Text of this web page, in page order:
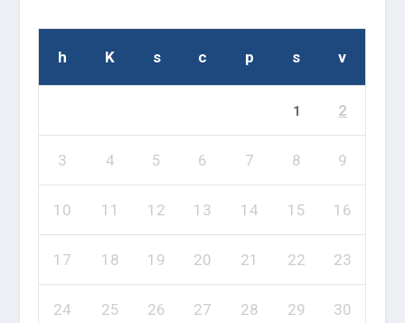
h K s c p s v
1 2
3 4 5 6 7 8 9
10 11 12 13 14 15 16
17 18 19 20 21 22 23
24 25 26 27 28 29 30